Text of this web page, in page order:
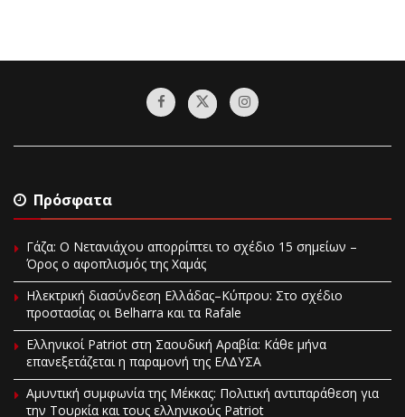
Πρόσφατα
Γάζα: Ο Νετανιάχου απορρίπτει το σχέδιο 15 σημείων –
Όρος ο αφοπλισμός της Χαμάς
Ηλεκτρική διασύνδεση Ελλάδας–Κύπρου: Στο σχέδιο
προστασίας οι Belharra και τα Rafale
Ελληνικοί Patriot στη Σαουδική Αραβία: Κάθε μήνα
επανεξετάζεται η παραμονή της ΕΛΔΥΣΑ
Αμυντική συμφωνία της Μέκκας: Πολιτική αντιπαράθεση για
την Τουρκία και τους ελληνικούς Patriot